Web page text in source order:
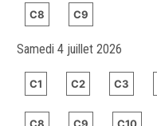
C8 C9
Samedi 4 juillet 2026
C1 C2 C3